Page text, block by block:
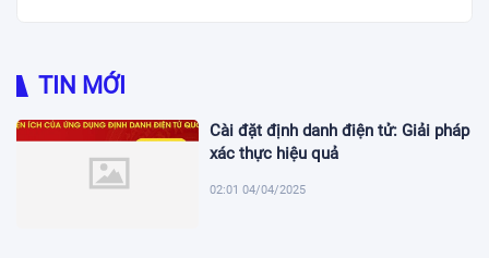
TIN MỚI
Cài đặt định danh điện tử: Giải pháp
xác thực hiệu quả
02:01 04/04/2025